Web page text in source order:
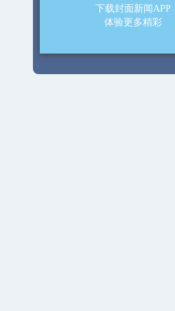
下载封面新闻APP
体验更多精彩